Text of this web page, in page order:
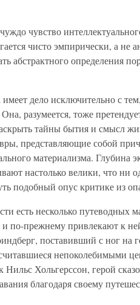
чувство
чисто эмпирически, а
абстрактного определения
дело исключительно с
разумеется, тоже
тайны бытия и смысл
представляющие собой
материализма. Глубина
настолько велики, что ни
подобный опус критике из
есть несколько путеводных
и по-прежнему привлекают к
поставивший с ног на
непоколебимыми
Нильс Хольгерссон, герой
благодаря своему